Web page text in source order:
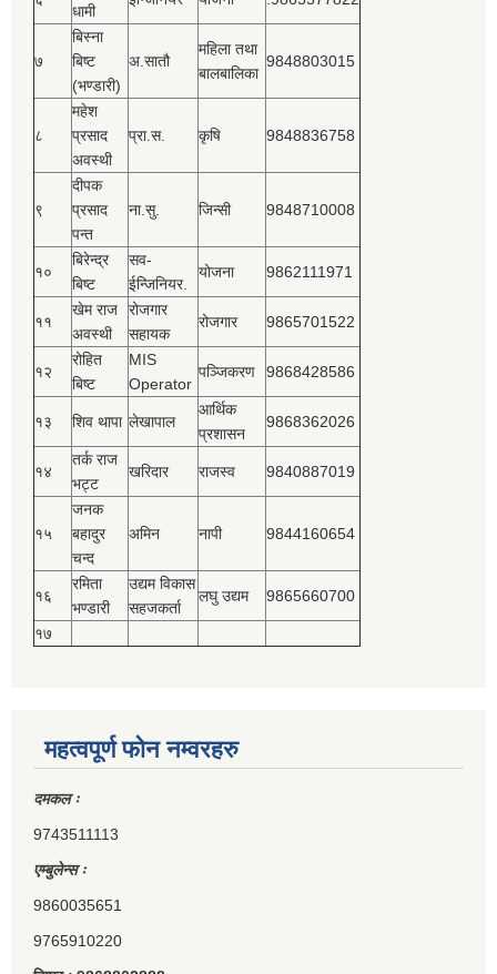
धामी
७
बिस्‍ना
बिष्‍ट
(भण्डारी)
अ.सातौ
महिला तथा
बालबालिका
9848803015
८
महेश
प्रसाद
अवस्थी
प्रा.स. कृषि 9848836758
९
दीपक
प्रसाद
पन्त
ना.सु. जिन्सी 9848710008
१०
बिरेन्द्र
बिष्‍ट
सव-
ईन्जिनियर.
योजना 9862111971
११
खेम राज
अवस्थी
रोजगार
सहायक
रोजगार 9865701522
१२
रोहित
बिष्‍ट
MIS
Operator
पञ्‍जिकरण 9868428586
१३ शिव थापा लेखापाल
आर्थिक
प्रशासन
9868362026
१४
तर्क राज
भट्ट
खरिदार राजस्‍व 9840887019
१५
जनक
बहादुर
चन्द
अमिन नापी 9844160654
१६
रमिता
भण्डारी
उद्यम विकास
सहजकर्ता
लघु उद्यम 9865660700
१७
महत्वपूर्ण फोन नम्वरहरु
दमकल ः
9743511113
एम्बुलेन्स ः
9860035651
9765910220